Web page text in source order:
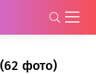
фото)